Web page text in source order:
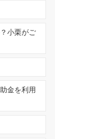
小栗がご
金を利用